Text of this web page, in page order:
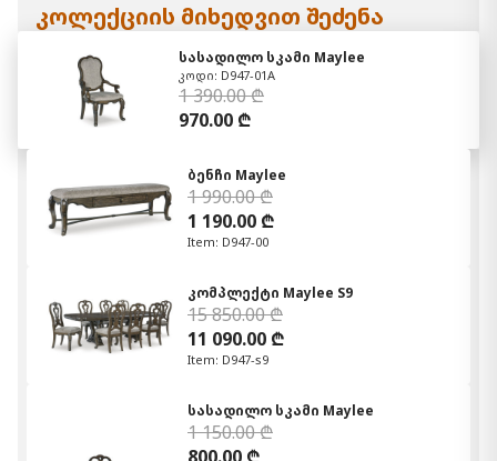
კოლექციის მიხედვით შეძენა
სასადილო სკამი Maylee
კოდი: D947-01A
1 390.00 ₾
970.00 ₾
ბენჩი Maylee
1 990.00 ₾
1 190.00 ₾
Item: D947-00
კომპლექტი Maylee S9
15 850.00 ₾
11 090.00 ₾
Item: D947-s9
სასადილო სკამი Maylee
1 150.00 ₾